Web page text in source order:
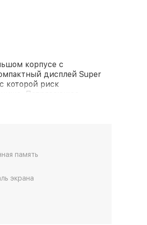
корпусе с
дисплей Super
которой риск
Потрясающее
Ночному режиму на
которые мгновенно
беспроводную
большим потенциалом.
память
экрана